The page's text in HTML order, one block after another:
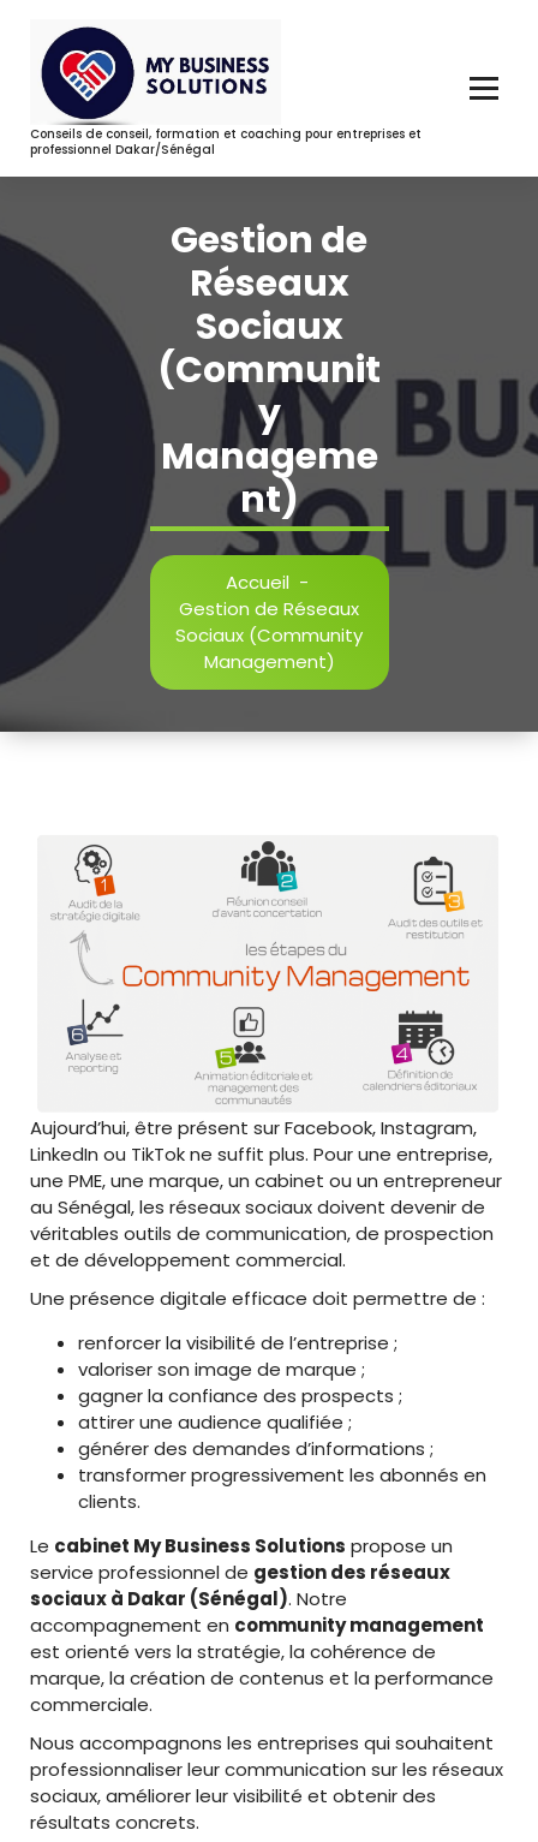
contenu
Conseils de conseil, formation et coaching pour entreprises et
professionnel Dakar/Sénégal
Gestion de
Réseaux
Sociaux
(Communit
y
Manageme
nt)
Accueil-
Gestion de Réseaux
Sociaux (Community
Management)
Aujourd’hui, être présent sur Facebook, Instagram,
LinkedIn ou TikTok ne suffit plus. Pour une entreprise,
une PME, une marque, un cabinet ou un entrepreneur
au Sénégal, les réseaux sociaux doivent devenir de
véritables outils de communication, de prospection
et de développement commercial.
Une présence digitale efficace doit permettre de :
renforcer la visibilité de l’entreprise ;
valoriser son image de marque ;
gagner la confiance des prospects ;
attirer une audience qualifiée ;
générer des demandes d’informations ;
transformer progressivement les abonnés en
clients.
Le cabinet My Business Solutions propose un
service professionnel de gestion des réseaux
sociaux à Dakar (Sénégal). Notre
accompagnement en community management
est orienté vers la stratégie, la cohérence de
marque, la création de contenus et la performance
commerciale.
Nous accompagnons les entreprises qui souhaitent
professionnaliser leur communication sur les réseaux
sociaux, améliorer leur visibilité et obtenir des
résultats concrets.